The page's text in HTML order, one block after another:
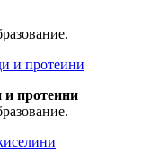
и протеини